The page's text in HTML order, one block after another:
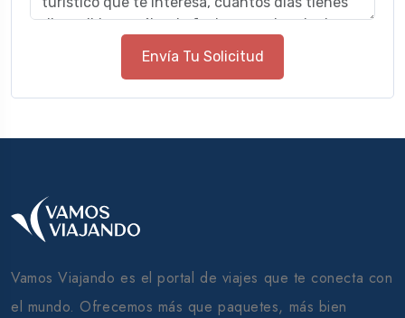
Envía Tu Solicitud
Vamos Viajando es el portal de viajes que te conecta con
el mundo. Ofrecemos más que paquetes, más bien